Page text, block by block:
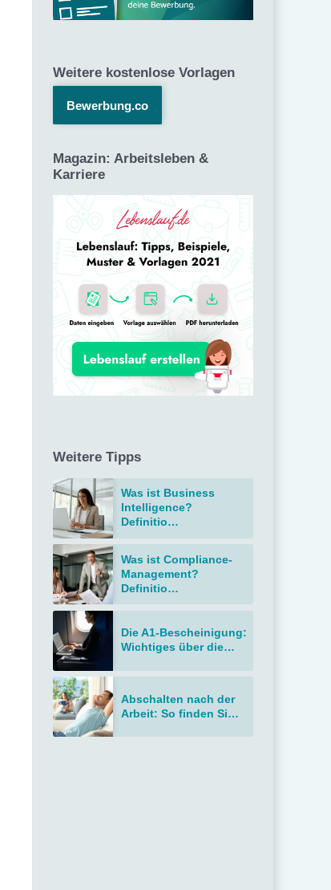
Weitere kostenlose Vorlagen
Bewerbung.co
Magazin: Arbeitsleben &
Karriere
Weitere Tipps
Was ist Business
Intelligence?
Definitio…
Was ist Compliance-
Management?
Definitio…
Die A1-Bescheinigung:
Wichtiges über die…
Abschalten nach der
Arbeit: So finden Si…